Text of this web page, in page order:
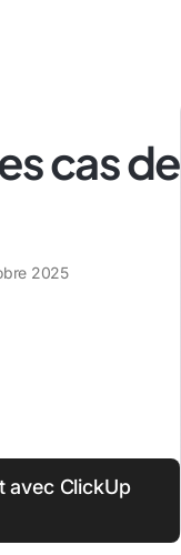
cas de
2025
avec ClickUp